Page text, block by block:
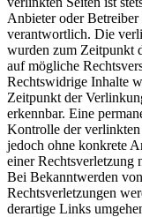
Anbieter oder Betreiber
verantwortlich. Die
wurden zum Zeitpunkt
auf mögliche
Rechtswidrige Inhalte
Zeitpunkt der
erkennbar. Eine
Kontrolle der verlinkten
jedoch ohne konkrete
einer Rechtsverletzung
Bei Bekanntwerden von
Rechtsverletzungen
derartige Links